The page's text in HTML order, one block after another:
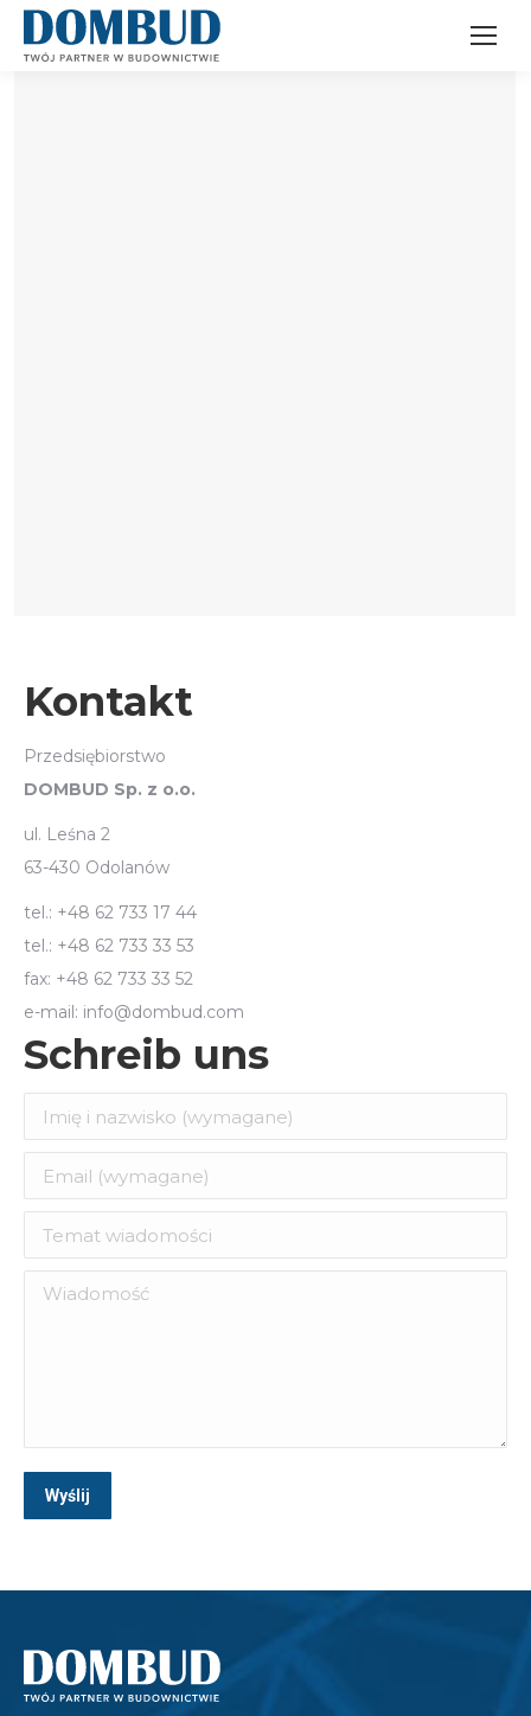
Kontakt
Przedsiębiorstwo
DOMBUD Sp. z o.o.
ul. Leśna 2
63-430 Odolanów
tel.: +48 62 733 17 44
tel.: +48 62 733 33 53
fax: +48 62 733 33 52
e-mail: info@dombud.com
Schreib uns